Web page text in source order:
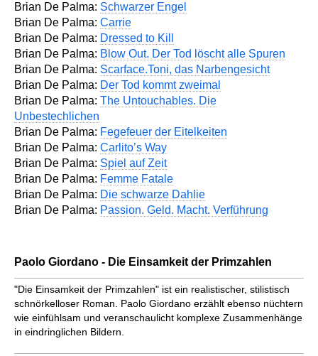
Brian De Palma: Schwarzer Engel
Brian De Palma: Carrie
Brian De Palma: Dressed to Kill
Brian De Palma: Blow Out. Der Tod löscht alle Spuren
Brian De Palma: Scarface.Toni, das Narbengesicht
Brian De Palma: Der Tod kommt zweimal
Brian De Palma: The Untouchables. Die
Unbestechlichen
Brian De Palma: Fegefeuer der Eitelkeiten
Brian De Palma: Carlito’s Way
Brian De Palma: Spiel auf Zeit
Brian De Palma: Femme Fatale
Brian De Palma: Die schwarze Dahlie
Brian De Palma: Passion. Geld. Macht. Verführung
Paolo Giordano - Die Einsamkeit der Primzahlen
"Die Einsamkeit der Primzahlen" ist ein realistischer, stilistisch
schnörkelloser Roman. Paolo Giordano erzählt ebenso nüchtern
wie einfühlsam und veranschaulicht komplexe Zusammenhänge
in eindringlichen Bildern.